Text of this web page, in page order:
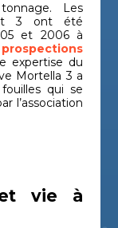
Les
3 ont été
et 2006 à
prospections
expertise du
Mortella 3 a
qui se
l’association
et vie à